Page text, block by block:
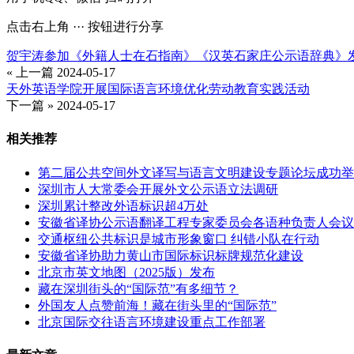
点击右上角 ··· 按钮进行分享
贺宇涛参加《外籍人士在石指南》《汉英石家庄公示语辞典》
« 上一篇 2024-05-17
天外英语学院开展国际语言环境优化劳动教育实践活动
下一篇 » 2024-05-17
相关推荐
第二届公共空间外文译写与语言文明建设专题论坛成功
深圳市人大常委会开展外文公示语立法调研
深圳累计整改外语标识超4万处
安徽省译协公示语翻译工程专家委员会各语种负责人会
交通枢纽公共标识是城市形象窗口 纠错小队在行动
安徽省译协助力黄山市国际标识标牌规范化建设
北京市英文地图（2025版）发布
藏在深圳街头的“国际范”有多细节？
外国友人点赞前海！藏在街头里的“国际范”
北京国际交往语言环境建设重点工作部署